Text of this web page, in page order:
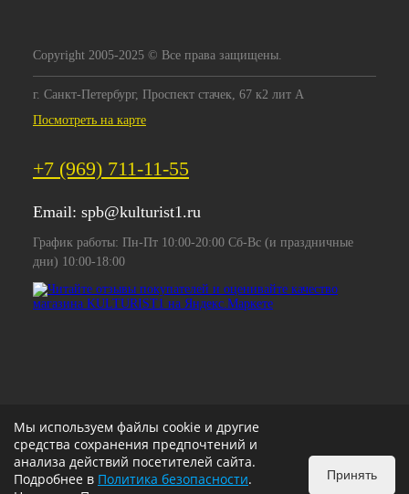
Copyright 2005-2025 © Все права защищены.
г. Санкт-Петербург, Проспект стачек, 67 к2 лит А
Посмотреть на карте
+7 (969) 711-11-55
Email: spb@kulturist1.ru
График работы: Пн-Пт 10:00-20:00 Сб-Вс (и праздничные
дни) 10:00-18:00
Мы используем файлы cookie и другие
средства сохранения предпочтений и
анализа действий посетителей сайта.
Подробнее в Политика безопасности.
Принять